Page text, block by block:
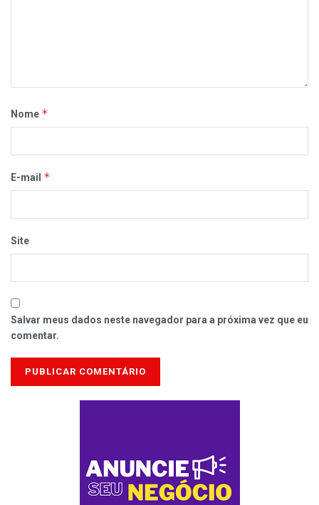
Nome *
E-mail *
Site
Salvar meus dados neste navegador para a próxima vez que eu
comentar.